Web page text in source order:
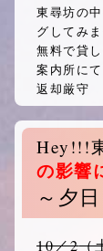
東尋坊の
グしてみ
無料で貸
案内所に
返却厳守
Hey!!!
の影響
～夕
10／2（